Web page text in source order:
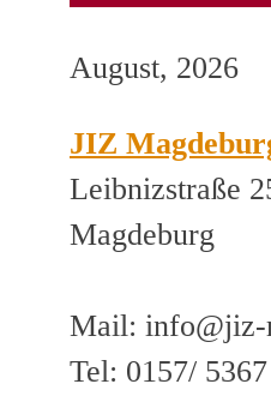
August, 2026
JIZ
Leibnizstraße
Magdeburg
Mail: info@jiz-
Tel: 0157/